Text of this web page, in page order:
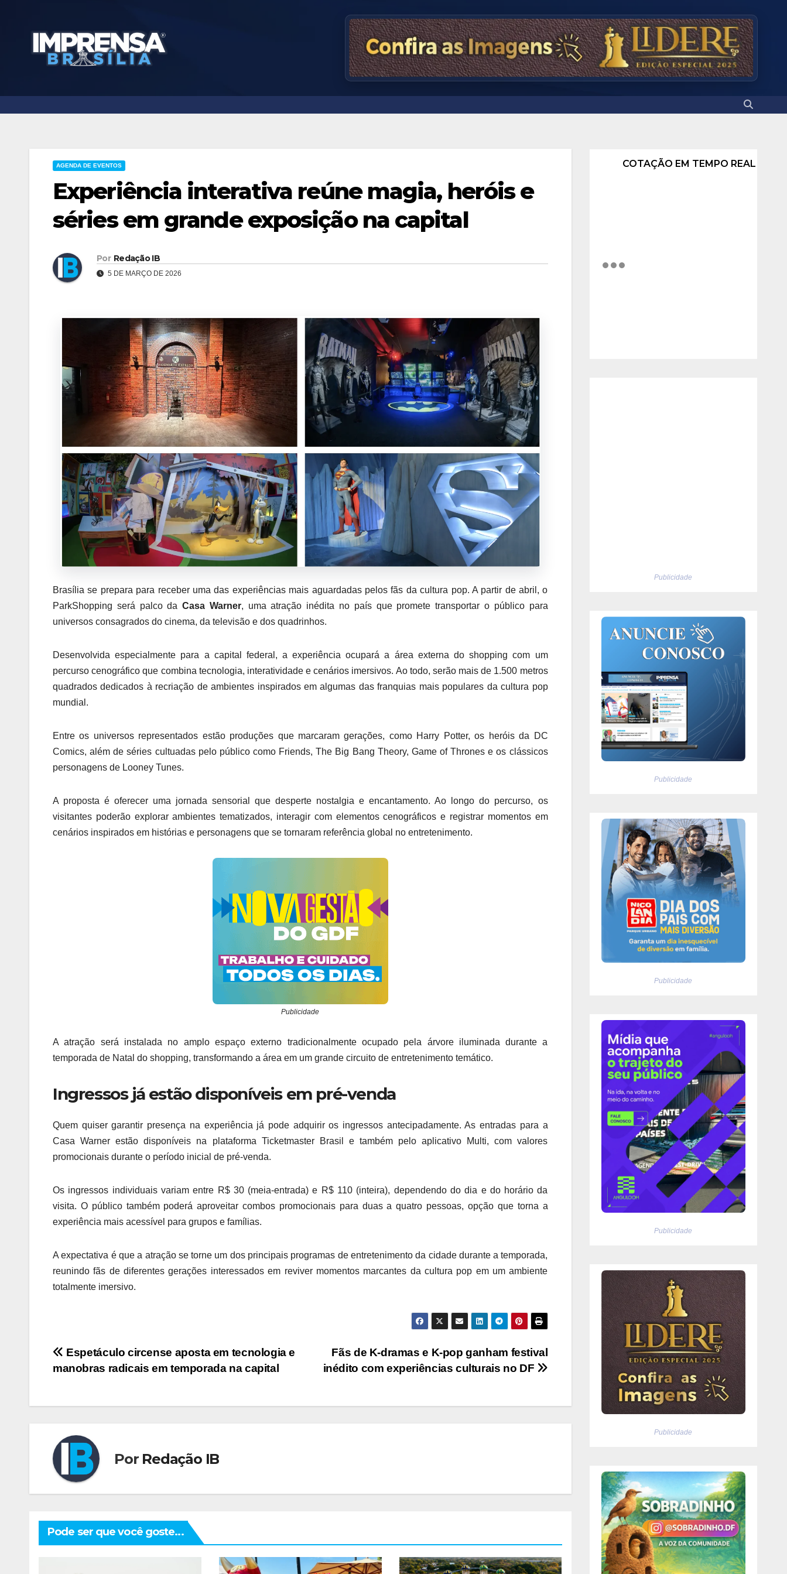
AGENDA DE EVENTOS
Experiência interativa reúne magia, heróis e
séries em grande exposição na capital
Por Redação IB
5 DE MARÇO DE 2026
Brasília se prepara para receber uma das experiências mais aguardadas pelos fãs da cultura pop. A partir de abril, o
ParkShopping será palco daCasa Warner, uma atração inédita no país que promete transportar o público para
universos consagrados do cinema, da televisão e dos quadrinhos.
Desenvolvida especialmente para a capital federal, a experiência ocupará a área externa do shopping com um
percurso cenográfico que combina tecnologia, interatividade e cenários imersivos. Ao todo, serão mais de 1.500 metros
quadrados dedicados à recriação de ambientes inspirados em algumas das franquias mais populares da cultura pop
mundial.
Entre os universos representados estão produções que marcaram gerações, como Harry Potter, os heróis da DC
Comics, além de séries cultuadas pelo público como Friends, The Big Bang Theory, Game of Thrones e os clássicos
personagens de Looney Tunes.
A proposta é oferecer uma jornada sensorial que desperte nostalgia e encantamento. Ao longo do percurso, os
visitantes poderão explorar ambientes tematizados, interagir com elementos cenográficos e registrar momentos em
cenários inspirados em histórias e personagens que se tornaram referência global no entretenimento.
Publicidade
A atração será instalada no amplo espaço externo tradicionalmente ocupado pela árvore iluminada durante a
temporada de Natal do shopping, transformando a área em um grande circuito de entretenimento temático.
Ingressos já estão disponíveis em pré-venda
Quem quiser garantir presença na experiência já pode adquirir os ingressos antecipadamente. As entradas para a
Casa Warner estão disponíveis na plataforma Ticketmaster Brasil e também pelo aplicativo Multi, com valores
promocionais durante o período inicial de pré-venda.
Os ingressos individuais variam entre R$ 30 (meia-entrada) e R$ 110 (inteira), dependendo do dia e do horário da
visita. O público também poderá aproveitar combos promocionais para duas a quatro pessoas, opção que torna a
experiência mais acessível para grupos e famílias.
A expectativa é que a atração se torne um dos principais programas de entretenimento da cidade durante a temporada,
reunindo fãs de diferentes gerações interessados em reviver momentos marcantes da cultura pop em um ambiente
totalmente imersivo.
Navegação
Post
Fãs de K-dramas e K-pop ganham festival
inédito com experiências culturais no DF
Espetáculo circense aposta em tecnologia e
manobras radicais em temporada na capital
Por Redação IB
Pode ser que você goste...
COTAÇÃO EM TEMPO REAL
Publicidade
Publicidade
Publicidade
Publicidade
Publicidade